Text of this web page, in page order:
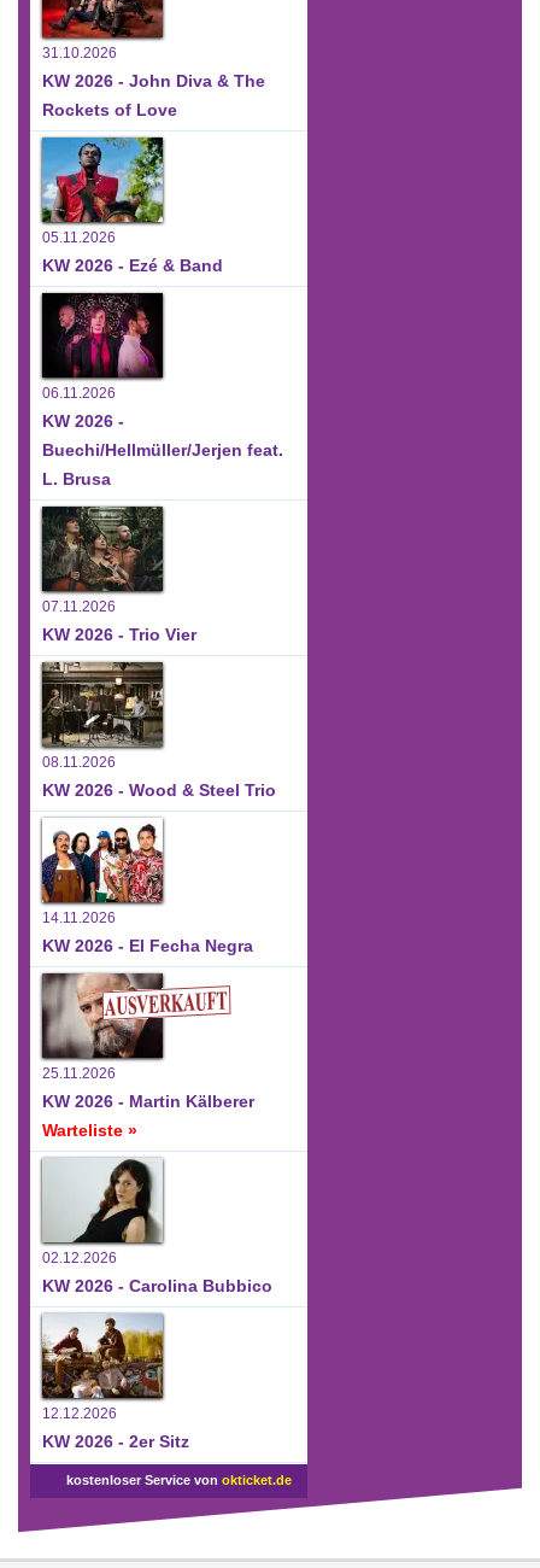
31.10.2026
KW 2026 - John Diva & The
Rockets of Love
05.11.2026
KW 2026 - Ezé & Band
06.11.2026
KW 2026 -
Buechi/Hellmüller/Jerjen feat.
L. Brusa
07.11.2026
KW 2026 - Trio Vier
08.11.2026
KW 2026 - Wood & Steel Trio
14.11.2026
KW 2026 - El Fecha Negra
25.11.2026
KW 2026 - Martin Kälberer
Warteliste »
02.12.2026
KW 2026 - Carolina Bubbico
12.12.2026
KW 2026 - 2er Sitz
kostenloser Service von okticket.de